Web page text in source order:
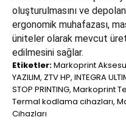
oluşturulmasını ve
ergonomik muhafazası,
üniteler olarak mevcut
edilmesini sağlar.
Etiketler:Markoprint
YAZILIM, ZTV HP, INTEGRA
STOP PRINTING, Markoprint
Termal kodlama cihazları,
Cihazları